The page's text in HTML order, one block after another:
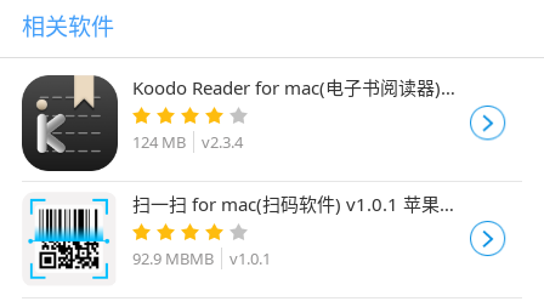
相关软件
Koodo Reader for mac(电子书阅读器)
v2.3.4 苹果电脑Apple版
124 MB v2.3.4
扫一扫 for mac(扫码软件) v1.0.1 苹果电
脑版
92.9 MBMB v1.0.1